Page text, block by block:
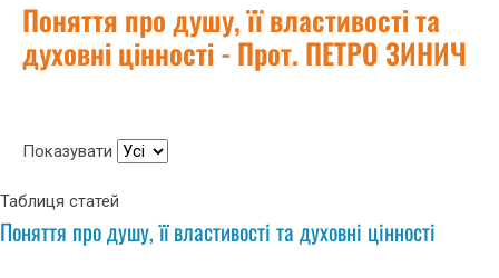
Поняття про душу, її властивості та
духовні цінності - Прот. ПЕТРО ЗИНИЧ
Показувати
Таблиця статей
Поняття про душу, її властивості та духовні цінності